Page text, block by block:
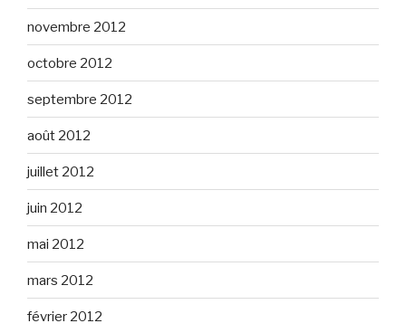
novembre 2012
octobre 2012
septembre 2012
août 2012
juillet 2012
juin 2012
mai 2012
mars 2012
février 2012